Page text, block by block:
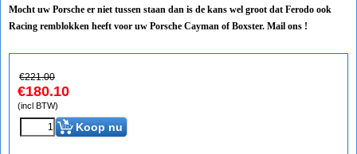
Mocht uw Porsche er niet tussen staan dan is de kans wel groot dat Ferodo ook
Racing remblokken heeft voor uw Porsche Cayman of Boxster. Mail ons !
€221.00
€180.10
(incl BTW)
Koop nu